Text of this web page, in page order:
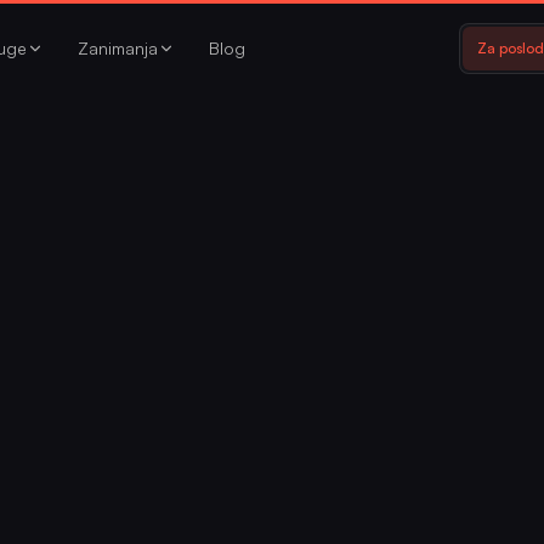
Zanimanja Blog Za